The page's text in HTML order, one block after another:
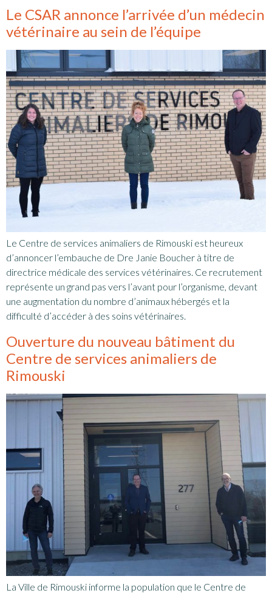
Le CSAR annonce l’arrivée d’un médecin
vétérinaire au sein de l’équipe
Le Centre de services animaliers de Rimouski est heureux
d’annoncer l’embauche de Dre Janie Boucher à titre de
directrice médicale des services vétérinaires. Ce recrutement
représente un grand pas vers l’avant pour l’organisme, devant
une augmentation du nombre d’animaux hébergés et la
difficulté d’accéder à des soins vétérinaires.
Ouverture du nouveau bâtiment du
Centre de services animaliers de
Rimouski
La Ville de Rimouski informe la population que le Centre de